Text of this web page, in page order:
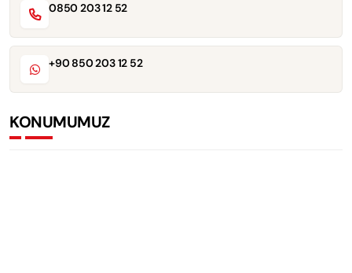
0850 203 12 52
+90 850 203 12 52
KONUMUMUZ